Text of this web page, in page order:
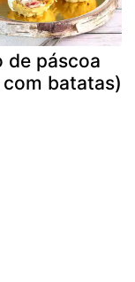
de páscoa
batatas)